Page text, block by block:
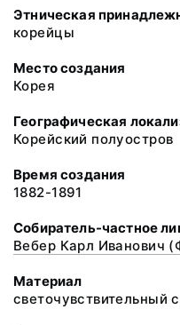
Этническая
корейцы
Место создания
Корея
Географическая
Корейский полуостров
Время создания
1882-1891
Собиратель-частное
Вебер Карл Иванович
Материал
светочувствительный